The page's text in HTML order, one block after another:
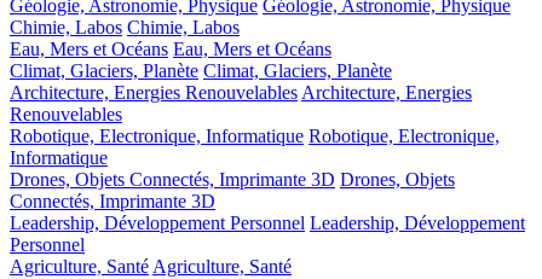
Géologie, Astronomie, Physique Géologie, Astronomie, Physique
Chimie, Labos Chimie, Labos
Eau, Mers et Océans Eau, Mers et Océans
Climat, Glaciers, Planète Climat, Glaciers, Planète
Architecture, Energies RenouvelablesArchitecture, Energies
Renouvelables
Robotique, Electronique, Informatique Robotique, Electronique,
Informatique
Drones, Objets Connectés, Imprimante 3D Drones, Objets
Connectés, Imprimante 3D
Leadership, Développement Personnel Leadership, Développement
Personnel
Agriculture, SantéAgriculture, Santé